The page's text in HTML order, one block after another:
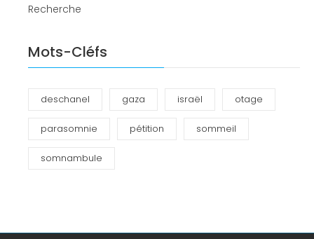
Recherche
Mots-Cléfs
deschanel gaza israël otage
parasomnie pétition sommeil
somnambule